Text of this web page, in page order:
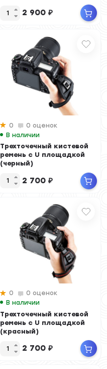
2 900 ₽
0
0 оценок
В наличии
Трехточечный кистевой
ремень с U площадкой
(черный)
2 700 ₽
0
0 оценок
В наличии
Трехточечный кистевой
ремень с U площадкой
(красный)
2 700 ₽